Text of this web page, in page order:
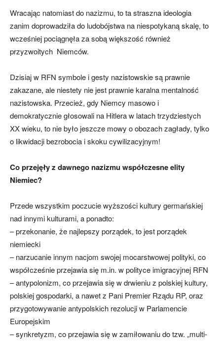
Wracając natomiast do nazizmu, to ta straszna ideologia
zanim doprowadziła do ludobójstwa na niespotykaną skalę, to
wcześniej pociągnęła za sobą większość również
przyzwoitych Niemców.
Dzisiaj w RFN symbole i gesty nazistowskie są prawnie
zakazane, ale niestety nie jest prawnie karalna mentalność
nazistowska. Przecież, gdy Niemcy masowo i
demokratycznie głosowali na Hitlera w latach trzydziestych
XX wieku, to nie było jeszcze mowy o obozach zagłady, tylko
o likwidacji bezrobocia i skoku cywilizacyjnym!
Co przejęły z dawnego nazizmu współczesne elity
Niemiec?
Przede wszystkim poczucie wyższości kultury germańskiej
nad innymi kulturami, a ponadto:
– przekonanie, że najlepszy porządek, to jest porządek
niemiecki
– narzucanie innym nacjom swojej mocarstwowej polityki, co
współcześnie przejawia się m.in. w polityce imigracyjnej RFN
– antypolonizm, co przejawia się w drwieniu z polskiej kultury,
polskiej gospodarki, a nawet z Pani Premier Rządu RP, oraz
przygotowywanie antypolskich rezolucji w Parlamencie
Europejskim
– synkretyzm, co przejawia się w zamiłowaniu do tzw. „multi-